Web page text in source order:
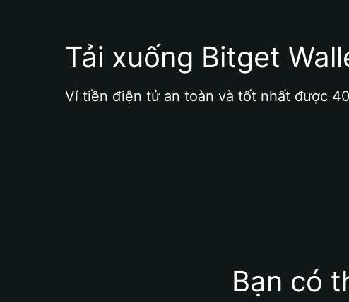
Tải xuống Bitget
Ví tiền điện tử an toàn và tốt nhất được
Bạn có